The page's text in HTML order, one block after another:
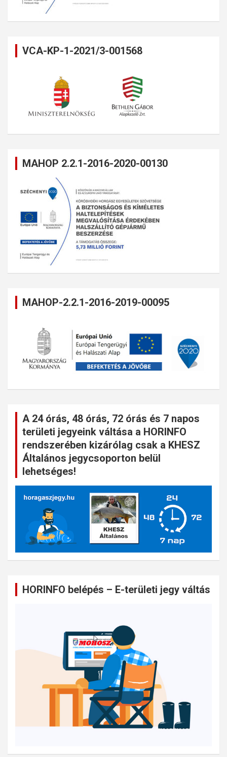
VCA-KP-1-2021/3-001568
MAHOP 2.2.1-2016-2020-00130
MAHOP-2.2.1-2016-2019-00095
A 24 órás, 48 órás, 72 órás és 7 napos
területi jegyeink váltása a HORINFO
rendszerében kizárólag csak a KHESZ
Általános jegycsoporton belül
lehetséges!
HORINFO belépés – E-területi jegy váltás